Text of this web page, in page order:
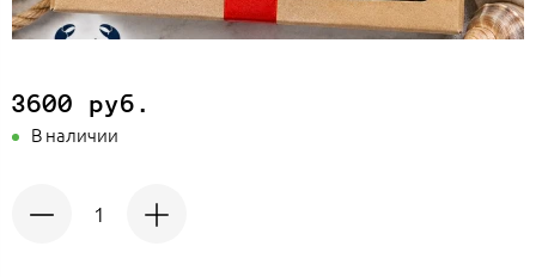
3600 руб.
В наличии